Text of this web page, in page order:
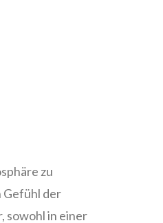
zu
Gefühl der
sowohl in einer